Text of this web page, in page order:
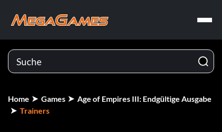
Home Games
Age of Empires III: Endgültige Ausgabe
Trainers